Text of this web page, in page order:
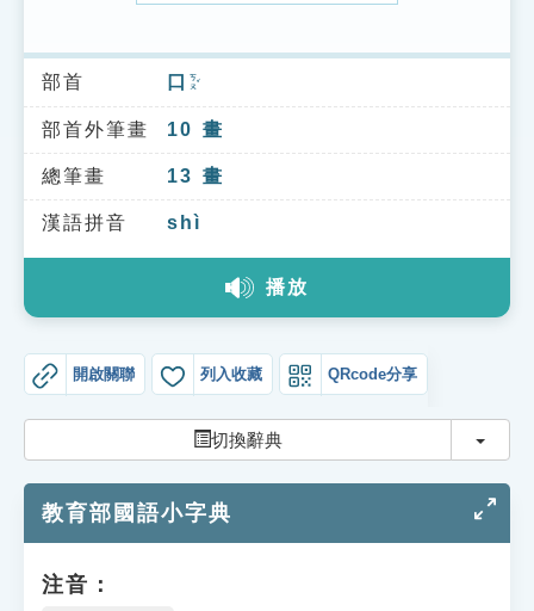
索引選單
知識索引
單字索引
生命大百科索引
教學應用
貓頭鷹博士
部首 口 ㄎㄡˇ
部首外筆畫 10 畫
總筆畫 13 畫
漢語拼音 shì
播放
開啟關聯 列入收藏 QRcode分享
切換辭典 切換
教育部國語小字典
注音：